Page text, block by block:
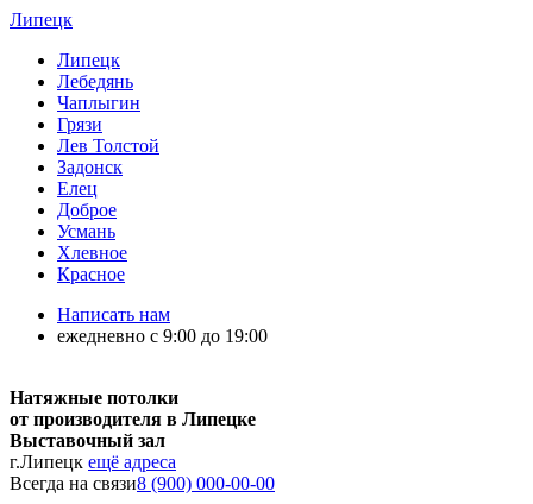
Липецк
Липецк
Лебедянь
Чаплыгин
Грязи
Лев Толстой
Задонск
Елец
Доброе
Усмань
Хлевное
Красное
Написать нам
ежедневно с 9:00 до 19:00
Натяжные потолки
от производителя в Липецке
Выставочный зал
г.Липецк ещё адреса
Всегда на связи8 (900) 000-00-00